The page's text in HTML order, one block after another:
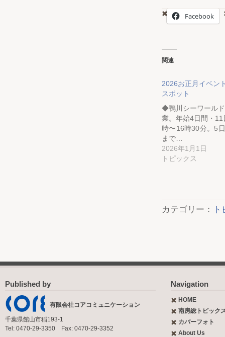
Facebook
関連
2026お正月イベン
スポット
◆鴨川シーワール
業。年始4日間・
時〜16時30分。5
まで…
2026年1月1日
トピックス
カテゴリー：
Published by
有限会社コアコミュニケーション
千葉県館山市稲193-1
Tel: 0470-29-3350 Fax: 0470-29-3352
Navigation
HOME
南房総トピック
カバーフォト
About Us